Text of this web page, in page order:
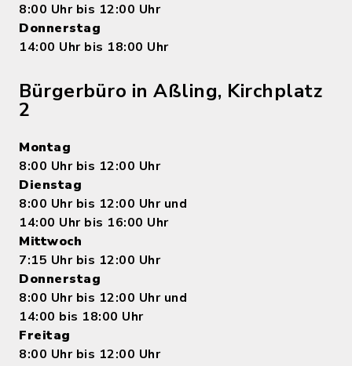
8:00 Uhr bis 12:00 Uhr
Donnerstag
14:00 Uhr bis 18:00 Uhr
Bürgerbüro in Aßling, Kirchplatz
2
Montag
8:00 Uhr bis 12:00 Uhr
Dienstag
8:00 Uhr bis 12:00 Uhr und
14:00 Uhr bis 16:00 Uhr
Mittwoch
7:15 Uhr bis 12:00 Uhr
Donnerstag
8:00 Uhr bis 12:00 Uhr und
14:00 bis 18:00 Uhr
Freitag
8:00 Uhr bis 12:00 Uhr